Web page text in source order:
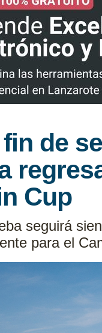
de
Cup
seguirá
para el